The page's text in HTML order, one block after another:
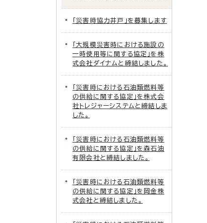
「災害時協力井戸」を募集します
「大規模災害時における施設の
一時使用等に関する協定」を株
式会社ダイナムと締結しました。
「災害時における石油類燃料等
の供給に関する協定」を株式会
社トレジャーシステムと締結しま
した。
「災害時における石油類燃料等
の供給に関する協定」を森石油
有限会社と締結しました。
「災害時における石油類燃料等
の供給に関する協定」を岡金株
式会社と締結しました。